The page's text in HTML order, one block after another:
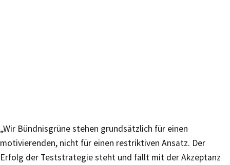
„Wir Bündnisgrüne stehen grundsätzlich für einen
motivierenden, nicht für einen restriktiven Ansatz. Der
Erfolg der Teststrategie steht und fällt mit der Akzeptanz